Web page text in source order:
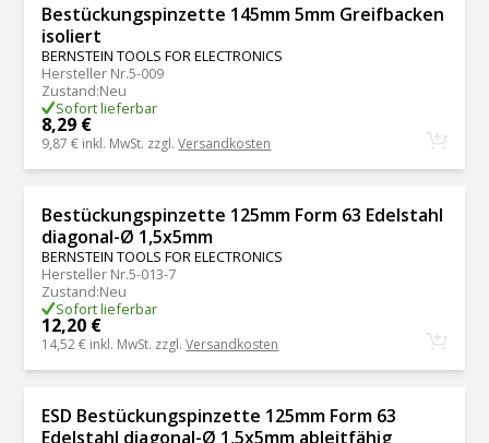
Bestückungspinzette 145mm 5mm Greifbacken
isoliert
BERNSTEIN TOOLS FOR ELECTRONICS
Hersteller Nr.5-009
Zustand:Neu
Sofort lieferbar
8,29 €
9,87 € inkl. MwSt. zzgl.Versandkosten
Bestückungspinzette 125mm Form 63 Edelstahl
diagonal-Ø 1,5x5mm
BERNSTEIN TOOLS FOR ELECTRONICS
Hersteller Nr.5-013-7
Zustand:Neu
Sofort lieferbar
12,20 €
14,52 € inkl. MwSt. zzgl.Versandkosten
ESD Bestückungspinzette 125mm Form 63
Edelstahl diagonal-Ø 1,5x5mm ableitfähig